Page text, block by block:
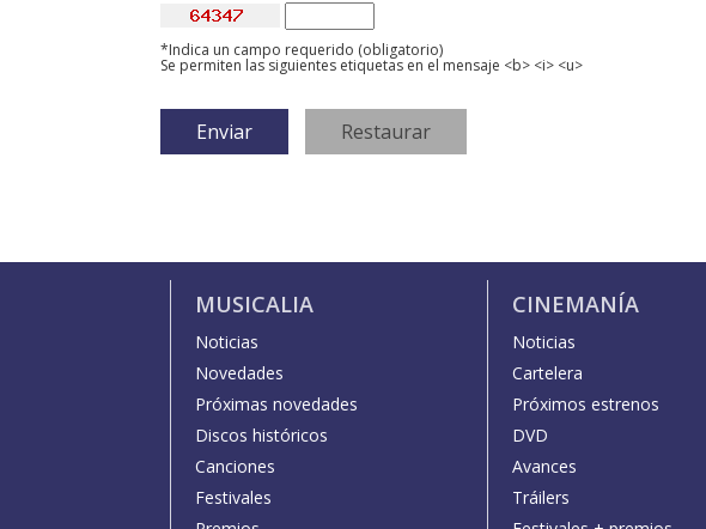
*Indica un campo requerido (obligatorio)
Se permiten las siguientes etiquetas en el mensaje <b> <i> <u>
MUSICALIA
Noticias
Novedades
Próximas novedades
Discos históricos
Canciones
Festivales
CINEMANÍA
Noticias
Cartelera
Próximos estrenos
DVD
Avances
Tráilers